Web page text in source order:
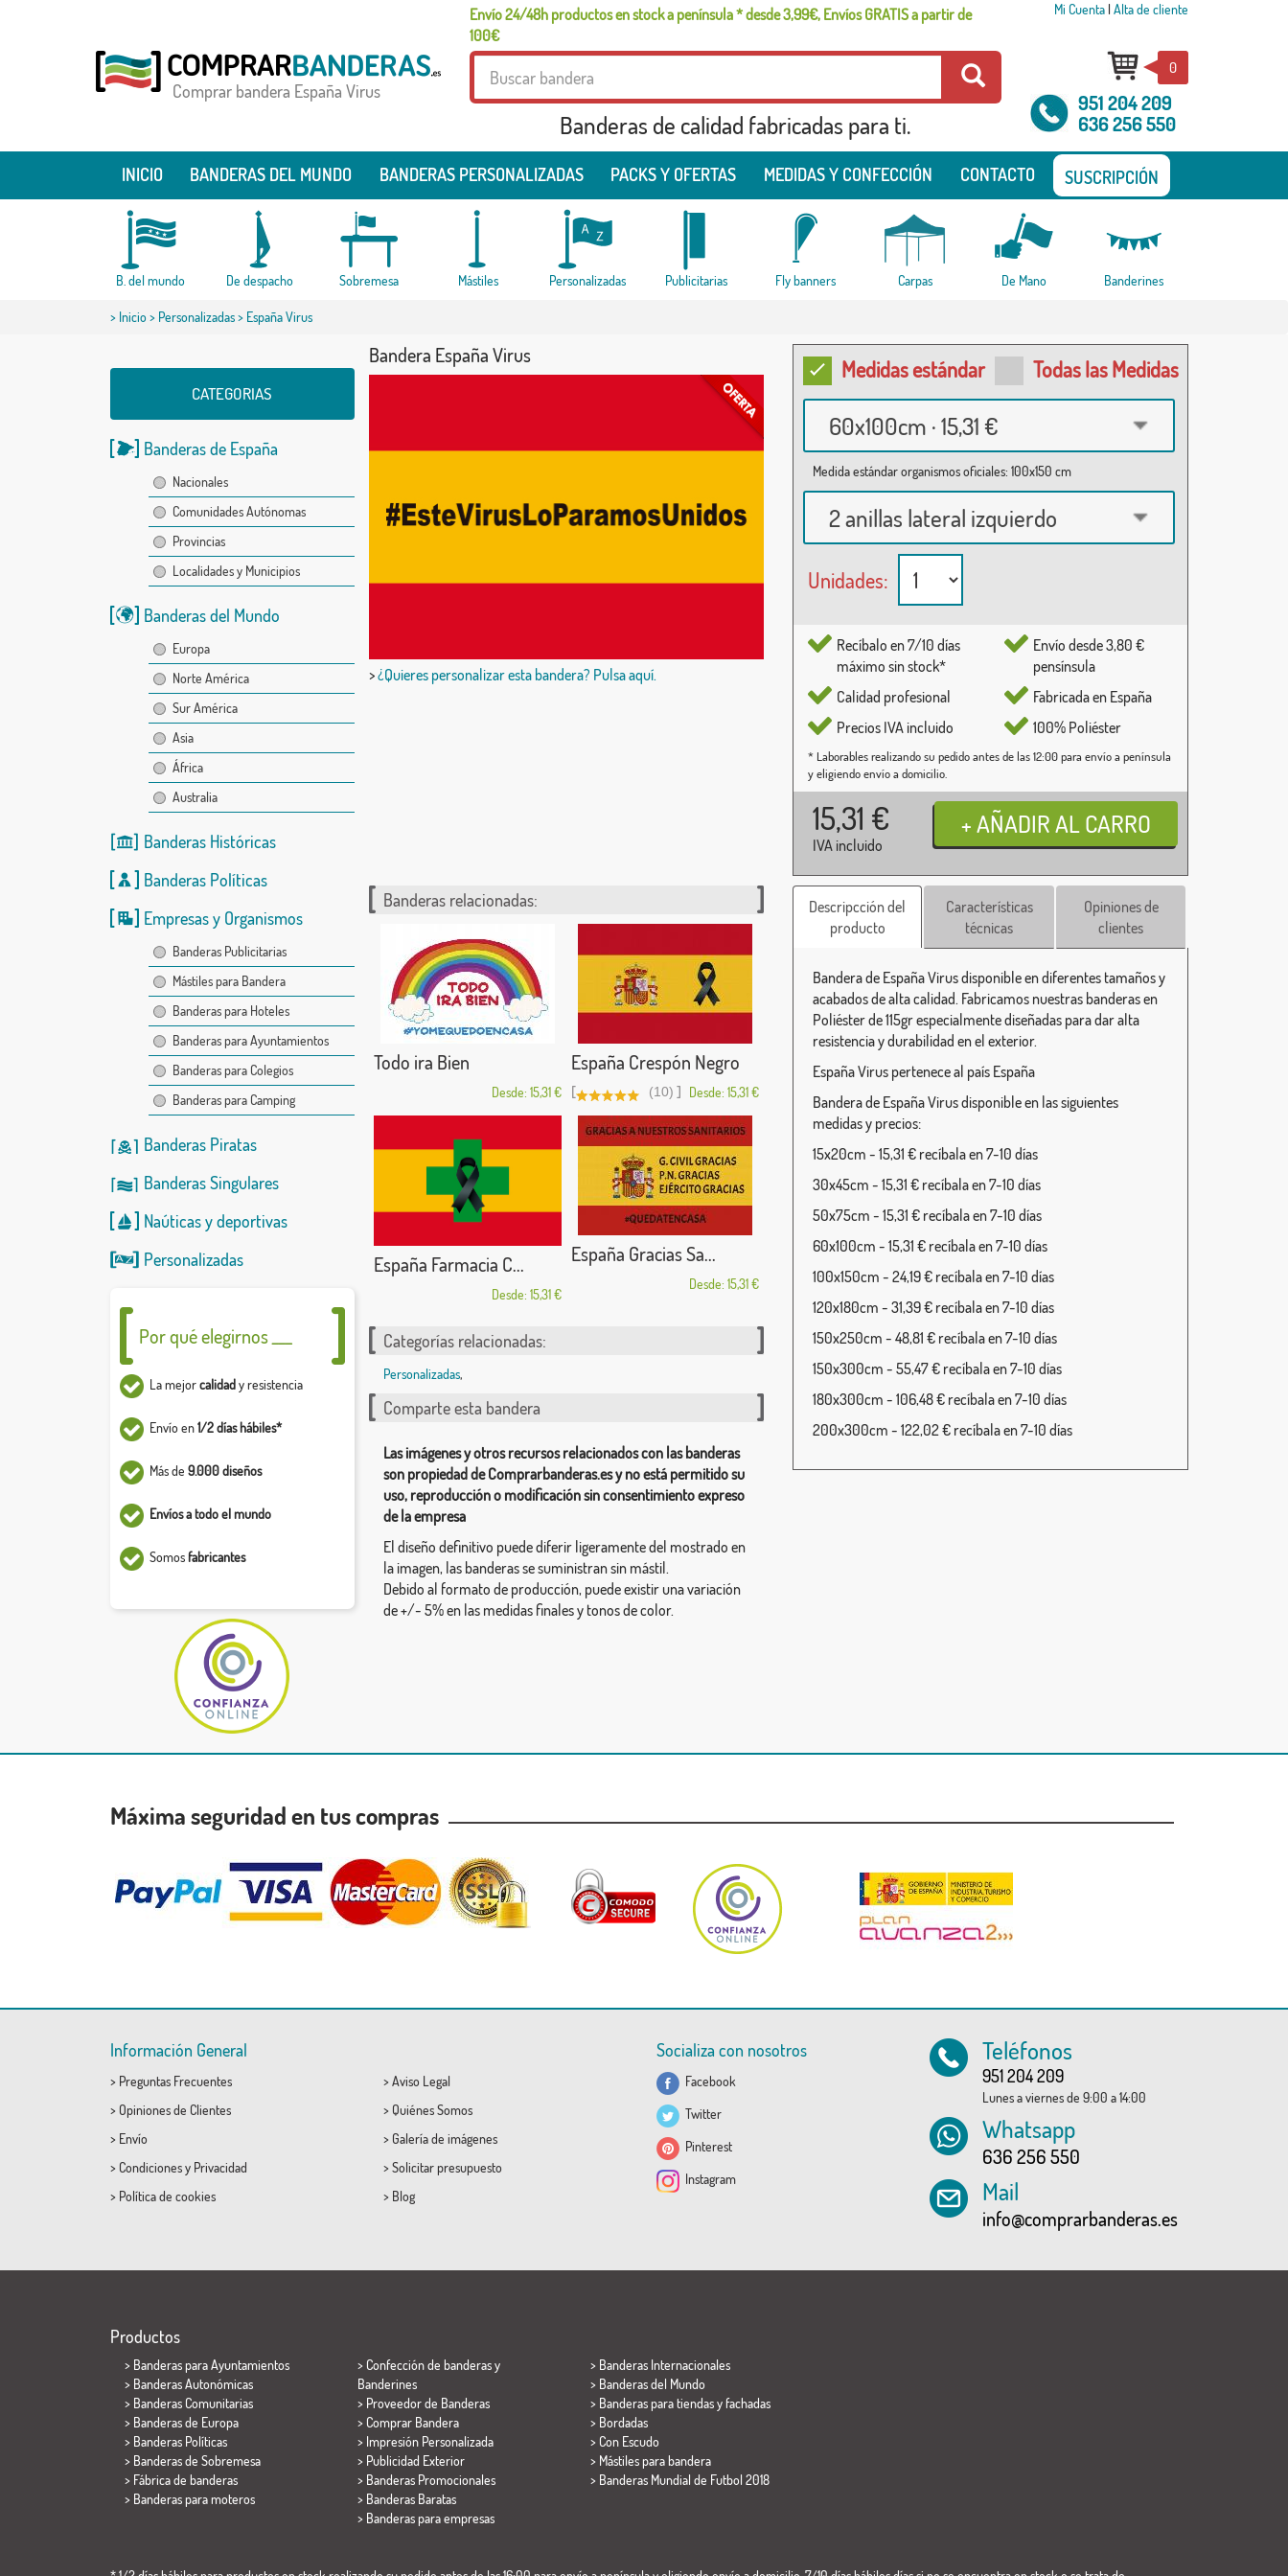
Envío 24/48h productos en stock a península * desde 3,99€, Envíos GRATIS a partir de
100€
Mi Cuenta| Alta de cliente
Comprar bandera España Virus
Banderas de calidad fabricadas para ti.
0
951 204 209
636 256 550
INICIO BANDERAS DEL MUNDO BANDERAS PERSONALIZADAS PACKS Y OFERTAS MEDIDAS Y CONFECCIÓN CONTACTO SUSCRIPCIÓN
B. del mundo De despacho Sobremesa Mástiles Personalizadas Publicitarias Fly banners Carpas De Mano Banderines
> Inicio> Personalizadas> España Virus
CATEGORIAS
Banderas de España
Nacionales
Comunidades Autónomas
Provincias
Localidades y Municipios
Banderas del Mundo
Europa
Norte América
Sur América
Asia
África
Australia
Banderas Históricas
Banderas Políticas
Empresas y Organismos
Banderas Publicitarias
Mástiles para Bandera
Banderas para Hoteles
Banderas para Ayuntamientos
Banderas para Colegios
Banderas para Camping
Banderas Piratas
Banderas Singulares
Naúticasydeportivas
Personalizadas
Por qué elegirnos ___
La mejorcalidady resistencia
Envío en1/2 días hábiles*
Más de 9.000 diseños
Envíos a todo el mundo
Somosfabricantes
Bandera España Virus
>¿Quieres personalizar esta bandera? Pulsa aquí.
Medidas estándar Todas las Medidas
60x100cm · 15,31 €
Medida estándar organismos oficiales: 100x150 cm
2 anillas lateral izquierdo
Unidades:
Recíbalo en 7/10 días
máximo sin stock*
Calidad profesional
Precios IVA incluido
Envío desde 3,80 €
pensínsula
Fabricada en España
100% Poliéster
* Laborables realizando su pedido antes de las 12:00 para envío a península
y eligiendo envío a domicilio.
15,31 €
IVA incluido
Banderas relacionadas:
Todo ira Bien
Desde: 15,31 €
España Crespón Negro
[ (10) ] Desde: 15,31 €
España Farmacia C...
Desde: 15,31 €
España Gracias Sa...
Desde: 15,31 €
Categorías relacionadas:
Personalizadas,
Comparte esta bandera
Las imágenes y otros recursos relacionados con las banderas
son propiedad de Comprarbanderas.es y no está permitido su
uso, reproducción o modificación sin consentimiento expreso
de la empresa
El diseño definitivo puede diferir ligeramente del mostrado en
la imagen, las banderas se suministran sin mástil.
Debido al formato de producción, puede existir una variación
de +/- 5% en las medidas finales y tonos de color.
Descripcción del
producto
Características
técnicas
Opiniones de
clientes
Bandera de España Virus disponible en diferentes tamaños y
acabados de alta calidad. Fabricamos nuestras banderas en
Poliéster de 115gr especialmente diseñadas para dar alta
resistencia y durabilidad en el exterior.
España Virus pertenece al país España
Bandera de España Virus disponible en las siguientes
medidas y precios:
15x20cm - 15,31 € recíbala en 7-10 días
30x45cm - 15,31 € recíbala en 7-10 días
50x75cm - 15,31 € recíbala en 7-10 días
60x100cm - 15,31 € recíbala en 7-10 días
100x150cm - 24,19 € recíbala en 7-10 días
120x180cm - 31,39 € recíbala en 7-10 días
150x250cm - 48,81 € recíbala en 7-10 días
150x300cm - 55,47 € recíbala en 7-10 días
180x300cm - 106,48 € recíbala en 7-10 días
200x300cm - 122,02 € recíbala en 7-10 días
Máxima seguridad en tus compras
Información General
> Preguntas Frecuentes
> Opiniones de Clientes
> Envío
> Condicionesy Privacidad
> Política de cookies
> Aviso Legal
> Quiénes Somos
> Galería de imágenes
> Solicitar presupuesto
> Blog
Socializa con nosotros
Facebook
Twitter
Pinterest
Instagram
Teléfonos
951 204 209
Lunes a viernes de 9:00 a 14:00
Whatsapp
636 256 550
Mail
info@comprarbanderas.es
Productos
> Banderas para Ayuntamientos
> Banderas Autonómicas
> Banderas Comunitarias
> Banderas de Europa
> Banderas Políticas
> Banderas de Sobremesa
> Fábrica de banderas
> Banderas para moteros
> Confección de banderas y
Banderines
> Proveedor de Banderas
> Comprar Bandera
> Impresión Personalizada
> Publicidad Exterior
> Banderas Promocionales
> Banderas Baratas
> Banderas para empresas
> Banderas Internacionales
> Banderas del Mundo
> Banderas para tiendas y fachadas
> Bordadas
> Con Escudo
> Mástiles para bandera
> Banderas Mundial de Futbol 2018